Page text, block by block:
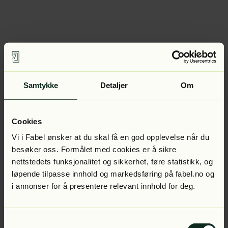
Samtykke Detaljer Om
Cookies
Vi i Fabel ønsker at du skal få en god opplevelse når du
besøker oss. Formålet med cookies er å sikre
nettstedets funksjonalitet og sikkerhet, føre statistikk, og
løpende tilpasse innhold og markedsføring på fabel.no og
i annonser for å presentere relevant innhold for deg.